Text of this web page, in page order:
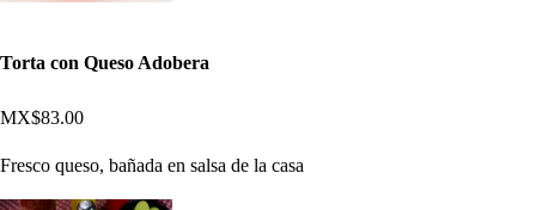
Torta con Queso Adobera
MX$83.00
Fresco queso, bañada en salsa de la casa